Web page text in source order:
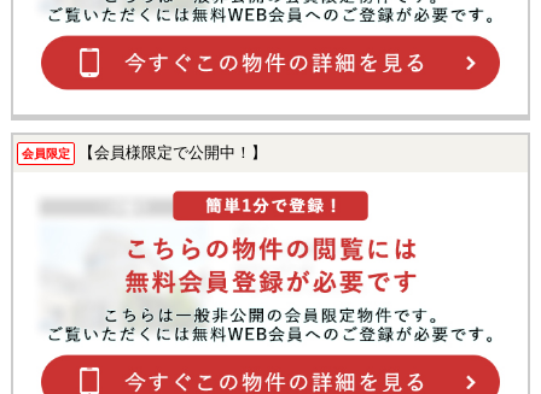
会員限定 【会員様限定で公開中！】